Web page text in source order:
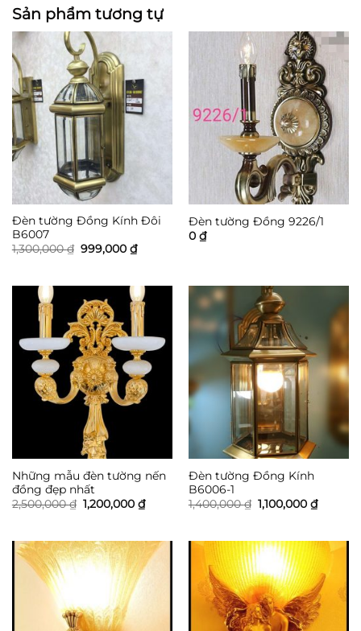
Sản phẩm tương tự
Đèn tường Đồng Kính Đôi
B6007
1,300,000₫ Giá
999,000 ₫Giá
hiện
999,000 ₫.
Đèn tường Đồng 9226/1
0 ₫
Những mẫu đèn tường nến
đồng đẹp nhất
2,500,000₫ Giá
gốc
1,200,000 ₫Giá
hiện
1,200,000 ₫.
Đèn tường Đồng Kính
B6006-1
1,400,000₫ Giá
gốc
1,100,000 ₫Giá
hiện